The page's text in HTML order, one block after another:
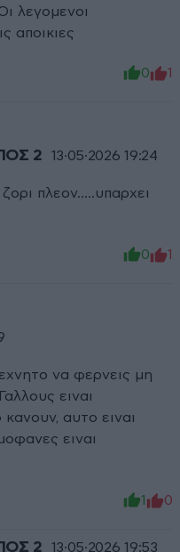
λεγομενοι
αποικιες
0 1
2 13·05·2026 19:24
πλεον.....υπαρχει
0 1
να φερνεις μη
ειναι
αυτο ειναι
ειναι
1 0
2 13·05·2026 19:53